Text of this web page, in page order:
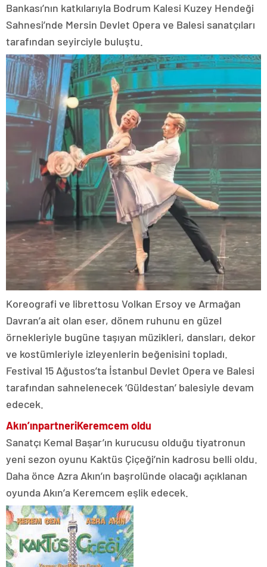
Bankası’nın katkılarıyla Bodrum Kalesi Kuzey Hendeği
Sahnesi’nde Mersin Devlet Opera ve Balesi sanatçıları
tarafından seyirciyle buluştu.
Koreografi ve librettosu Volkan Ersoy ve Armağan
Davran’a ait olan eser, dönem ruhunu en güzel
örnekleriyle bugüne taşıyan müzikleri, dansları, dekor
ve kostümleriyle izleyenlerin beğenisini topladı.
Festival 15 Ağustos’ta İstanbul Devlet Opera ve Balesi
tarafından sahnelenecek ‘Güldestan’ balesiyle devam
edecek.
Akın’ınpartneriKeremcem oldu
Sanatçı Kemal Başar’ın kurucusu olduğu tiyatronun
yeni sezon oyunu Kaktüs Çiçeği’nin kadrosu belli oldu.
Daha önce Azra Akın’ın başrolünde olacağı açıklanan
oyunda Akın’a Keremcem eşlik edecek.